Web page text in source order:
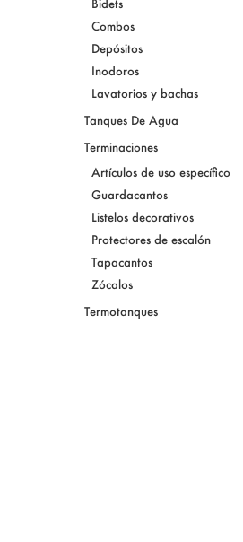
Bidets
Combos
Depósitos
Inodoros
Lavatorios y bachas
Tanques De Agua
Terminaciones
Artículos de uso específico
Guardacantos
Listelos decorativos
Protectores de escalón
Tapacantos
Zócalos
Termotanques